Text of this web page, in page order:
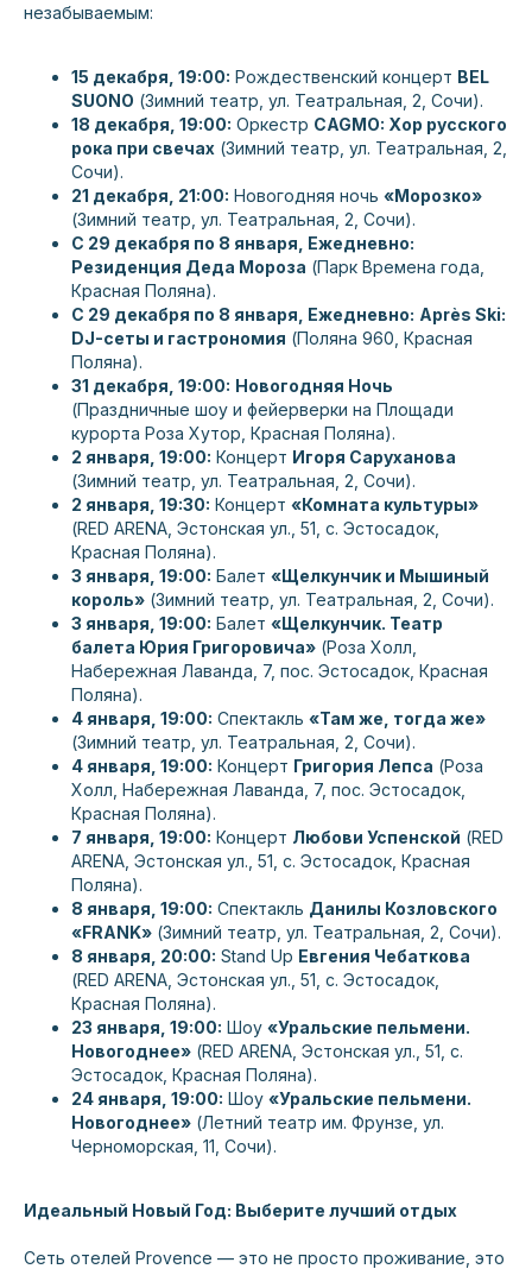
незабываемым:
15 декабря, 19:00: Рождественский концерт BEL
SUONO (Зимний театр, ул. Театральная, 2, Сочи).
18 декабря, 19:00: Оркестр CAGMO: Хор русского
рока при свечах (Зимний театр, ул. Театральная, 2,
Сочи).
21 декабря, 21:00: Новогодняя ночь «Морозко»
(Зимний театр, ул. Театральная, 2, Сочи).
С 29 декабря по 8 января, Ежедневно:
Резиденция Деда Мороза (Парк Времена года,
Красная Поляна).
С 29 декабря по 8 января, Ежедневно: Après Ski:
DJ-сеты и гастрономия (Поляна 960, Красная
Поляна).
31 декабря, 19:00: Новогодняя Ночь
(Праздничные шоу и фейерверки на Площади
курорта Роза Хутор, Красная Поляна).
2 января, 19:00: Концерт Игоря Саруханова
(Зимний театр, ул. Театральная, 2, Сочи).
2 января, 19:30: Концерт «Комната культуры»
(RED ARENA, Эстонская ул., 51, с. Эстосадок,
Красная Поляна).
3 января, 19:00: Балет «Щелкунчик и Мышиный
король» (Зимний театр, ул. Театральная, 2, Сочи).
3 января, 19:00: Балет «Щелкунчик. Театр
балета Юрия Григоровича» (Роза Холл,
Набережная Лаванда, 7, пос. Эстосадок, Красная
Поляна).
4 января, 19:00: Спектакль «Там же, тогда же»
(Зимний театр, ул. Театральная, 2, Сочи).
4 января, 19:00: Концерт Григория Лепса (Роза
Холл, Набережная Лаванда, 7, пос. Эстосадок,
Красная Поляна).
7 января, 19:00: Концерт Любови Успенской (RED
ARENA, Эстонская ул., 51, с. Эстосадок, Красная
Поляна).
8 января, 19:00: Спектакль Данилы Козловского
«FRANK» (Зимний театр, ул. Театральная, 2, Сочи).
8 января, 20:00: Stand Up Евгения Чебаткова
(RED ARENA, Эстонская ул., 51, с. Эстосадок,
Красная Поляна).
23 января, 19:00: Шоу «Уральские пельмени.
Новогоднее» (RED ARENA, Эстонская ул., 51, с.
Эстосадок, Красная Поляна).
24 января, 19:00: Шоу «Уральские пельмени.
Новогоднее» (Летний театр им. Фрунзе, ул.
Черноморская, 11, Сочи).
Идеальный Новый Год: Выберите лучший отдых
Сеть отелей Provence — это не просто проживание, это